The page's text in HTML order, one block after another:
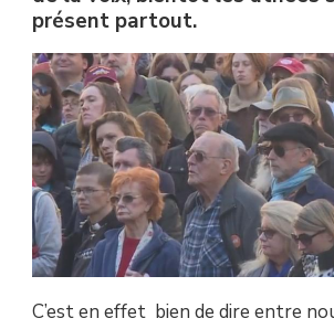
présent partout.
C’est en effet bien de dire entre